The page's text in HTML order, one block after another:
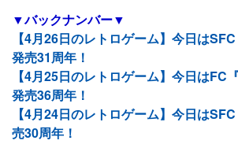
▼バックナンバー▼
【4月26日のレトロゲーム】今日は
発売31周年！
【4月25日のレトロゲーム】今日はFC
発売36周年！
【4月24日のレトロゲーム】今日は
売30周年！